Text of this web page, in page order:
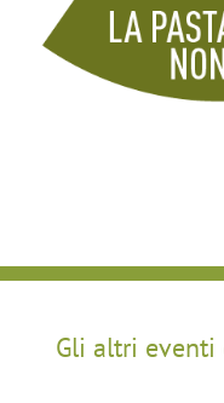
Gli altri eventi